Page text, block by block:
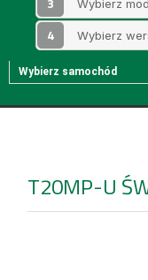
4
Wybierz samochód
T20MP-U